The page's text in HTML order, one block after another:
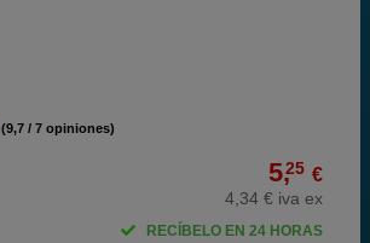
(9,7 / 7 opiniones)
5,25 €
4,34 € iva ex
RECÍBELO EN 24 HORAS